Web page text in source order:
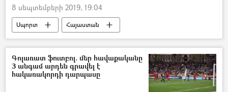
8 սեպտեմբերի 2019, 19:04
Սպորտ
Հայաստան
Հայաստանի ֆուտբոլի ֆեդերացիա
ֆուտբոլ
Բոսնիա և Հերցեգովինա
գոլ
Հենրիխ Մխիթարյան
Գոլառատ ֆուտբոլ. մեր հավաքականը
3 անգամ արդեն գրավել է
հակառակորդի դարպասը